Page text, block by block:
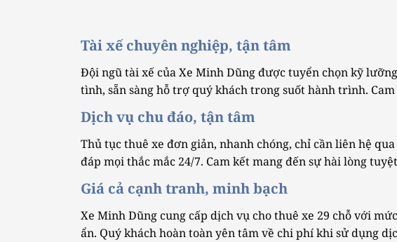
Tài xế chuyên nghiệp, tận tâm
Đội ngũ tài xế của Xe Minh Dũng được tuyển chọn kỹ
tình, sẵn sàng hỗ trợ quý khách trong suốt hành trình.
Dịch vụ chu đáo, tận tâm
Thủ tục thuê xe đơn giản, nhanh chóng, chỉ cần liên hệ
đáp mọi thắc mắc 24/7. Cam kết mang đến sự hài lòng
Giá cả cạnh tranh, minh bạch
Xe Minh Dũng cung cấp dịch vụ cho thuê xe 29 chỗ với
ẩn. Quý khách hoàn toàn yên tâm về chi phí khi sử dụng